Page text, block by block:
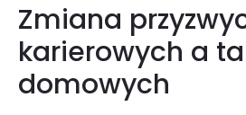
Zmiana
karierowych a
domowych